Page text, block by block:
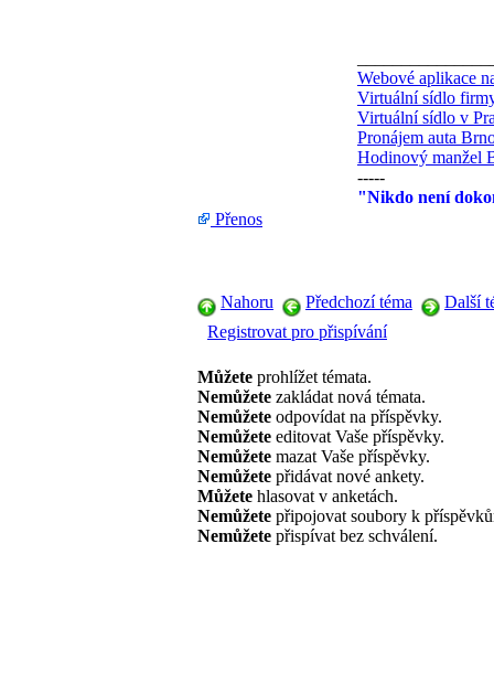
Webové aplikace
Virtuální sídlo
Virtuální sídlo v
Pronájem auta
Hodinový manžel
-----
"Nikdo není
Přenos
Nahoru Předchozí téma
Další
Registrovat pro přispívání
Můžete prohlížet témata.
Nemůžete zakládat nová témata.
Nemůžete odpovídat na příspěvky.
Nemůžete editovat Vaše příspěvky.
Nemůžete mazat Vaše příspěvky.
Nemůžete přidávat nové ankety.
Můžete hlasovat v anketách.
Nemůžete připojovat soubory k
Nemůžete přispívat bez schválení.